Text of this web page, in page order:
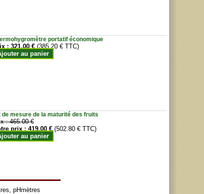
portatif économique
:321.00 € (385.20 € TTC)
au panier
de mesure de la maturité des fruits
:465.00 €
prix :419.00 € (502.80 € TTC)
au panier
, pHmètres